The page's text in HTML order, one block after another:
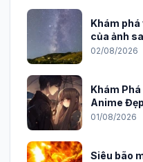
Khám phá
của ảnh
trời đêm
02/08/2026
Khám
Anime
Nền Độc
01/08/2026
Siêu bão